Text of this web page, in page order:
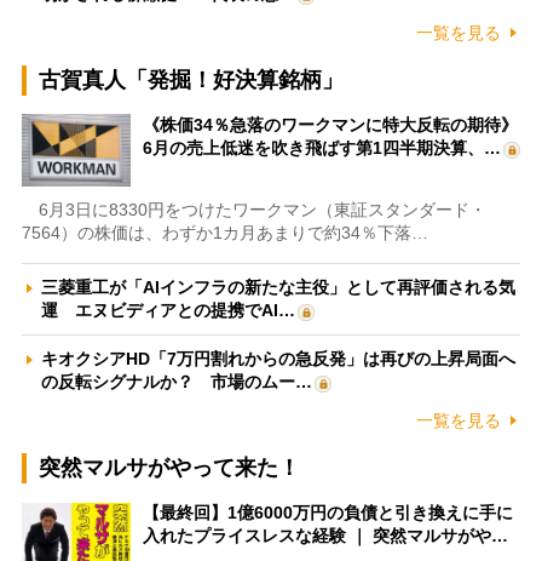
一覧を見る
古賀真人「発掘！好決算銘柄」
《株価34％急落のワークマンに特大反転の期待》
6月の売上低迷を吹き飛ばす第1四半期決算、…
6月3日に8330円をつけたワークマン（東証スタンダード・
7564）の株価は、わずか1カ月あまりで約34％下落…
三菱重工が「AIインフラの新たな主役」として再評価される気
運 エヌビディアとの提携でAI…
キオクシアHD「7万円割れからの急反発」は再びの上昇局面へ
の反転シグナルか？ 市場のムー…
一覧を見る
突然マルサがやって来た！
【最終回】1億6000万円の負債と引き換えに手に
入れたプライスレスな経験 ｜ 突然マルサがや…